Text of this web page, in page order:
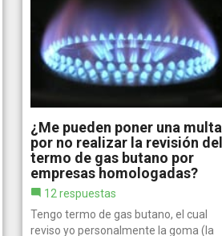
¿Me pueden poner una multa
por no realizar la revisión del
termo de gas butano por
empresas homologadas?
12 respuestas
Tengo termo de gas butano, el cual
reviso yo personalmente la goma (la